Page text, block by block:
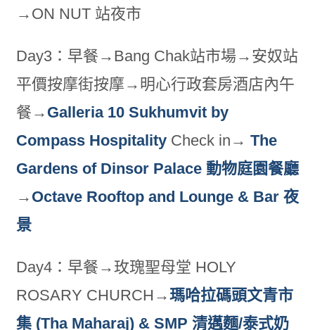
→ON NUT 站夜市
Day3：早餐→Bang Chak站市場→安奴站
平價按摩街按摩→明心行政套房酒店內午
餐→ Galleria 10 Sukhumvit by
Compass HospitalityCheck in→ The
Gardens of Dinsor Palace 動物庭園餐廳
→ Octave Rooftop and Lounge & Bar 夜
景
Day4：早餐→玫瑰聖母堂 HOLY
ROSARY CHURCH→瑪哈拉碼頭文青市
集 (Tha Maharaj) & SMP 清邁麵/泰式奶